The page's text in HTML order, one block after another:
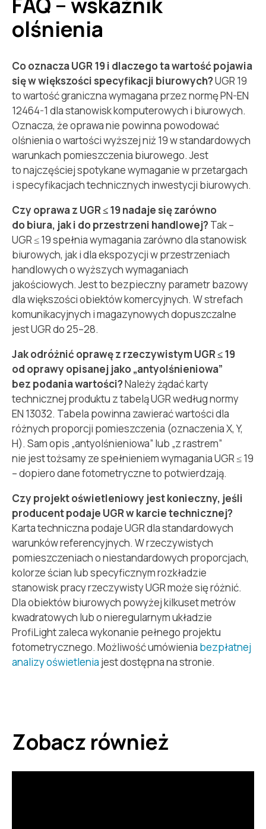
olśnienia
Co oznacza UGR 19 i dlaczego ta wartość pojawia
się w większości specyfikacji biurowych?UGR 19
to wartość graniczna wymagana przez normę PN-EN
12464-1 dla stanowisk komputerowych i biurowych.
Oznacza, że oprawa nie powinna powodować
olśnienia o wartości wyższej niż 19 w standardowych
warunkach pomieszczenia biurowego. Jest
to najczęściej spotykane wymaganie w przetargach
i specyfikacjach technicznych inwestycji biurowych.
Czy oprawa z UGR ≤ 19 nadaje się zarówno
do biura, jak i do przestrzeni handlowej?Tak –
UGR ≤ 19 spełnia wymagania zarówno dla stanowisk
biurowych, jak i dla ekspozycji w przestrzeniach
handlowych o wyższych wymaganiach
jakościowych. Jest to bezpieczny parametr bazowy
dla większości obiektów komercyjnych. W strefach
komunikacyjnych i magazynowych dopuszczalne
jest UGR do 25–28.
Jak odróżnić oprawę z rzeczywistym UGR ≤ 19
od oprawy opisanej jako „antyolśnieniowa”
bez podania wartości?Należy żądać karty
technicznej produktu z tabelą UGR według normy
EN 13032. Tabela powinna zawierać wartości dla
różnych proporcji pomieszczenia (oznaczenia X, Y,
H). Sam opis „antyolśnieniowa” lub „z rastrem”
nie jest tożsamy ze spełnieniem wymagania UGR ≤ 19
– dopiero dane fotometryczne to potwierdzają.
Czy projekt oświetleniowy jest konieczny, jeśli
producent podaje UGR w karcie technicznej?
Karta techniczna podaje UGR dla standardowych
warunków referencyjnych. W rzeczywistych
pomieszczeniach o niestandardowych proporcjach,
kolorze ścian lub specyficznym rozkładzie
stanowisk pracy rzeczywisty UGR może się różnić.
Dla obiektów biurowych powyżej kilkuset metrów
kwadratowych lub o nieregularnym układzie
ProfiLight zaleca wykonanie pełnego projektu
fotometrycznego. Możliwość umówienia bezpłatnej
analizy oświetlenia jest dostępna na stronie.
Zobacz również